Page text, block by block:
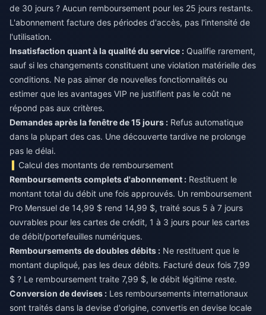
de 30 jours ? Aucun remboursement pour les 25 jours restants.
L'abonnement facture des périodes d'accès, pas l'intensité de
l'utilisation.
Insatisfaction quant à la qualité du service : Qualifie rarement,
sauf si les changements constituent une violation matérielle des
conditions. Ne pas aimer de nouvelles fonctionnalités ou
estimer que les avantages VIP ne justifient pas le coût ne
répond pas aux critères.
Demandes après la fenêtre de 15 jours : Refus automatique
dans la plupart des cas. Une découverte tardive ne prolonge
pas le délai.
Calcul des montants de remboursement
Remboursements complets d'abonnement : Restituent le
montant total du débit une fois approuvés. Un remboursement
Pro Mensuel de 14,99 $ rend 14,99 $, traité sous 5 à 7 jours
ouvrables pour les cartes de crédit, 1 à 3 jours pour les cartes
de débit/portefeuilles numériques.
Remboursements de doubles débits : Ne restituent que le
montant dupliqué, pas les deux débits. Facturé deux fois 7,99
$ ? Le remboursement traite 7,99 $, le débit légitime reste.
Conversion de devises : Les remboursements internationaux
sont traités dans la devise d'origine, convertis en devise locale